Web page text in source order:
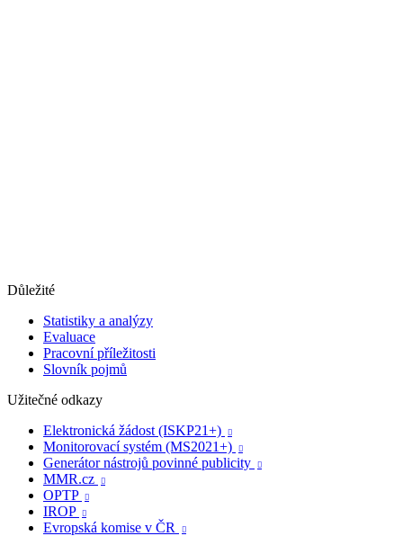
Důležité
Statistiky a analýzy
Evaluace
Pracovní příležitosti
Slovník pojmů
Užitečné odkazy
Elektronická žádost (ISKP21+)

Monitorovací systém (MS2021+) 
Generátor nástrojů povinné publicity 
MMR.cz 
OPTP 
IROP 
Evropská komise v ČR 